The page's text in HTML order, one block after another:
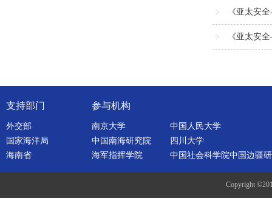
《亚太安
《亚太安
支持部门
外交部
国家海洋局
海南省
参与机构
南京大学
中国人民大学
中国南海研究院
四川大学
海军指挥学院
中国社会科学院中国边疆
Copyright